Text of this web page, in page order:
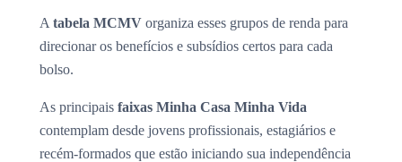
A tabela MCMV organiza esses grupos de renda para
direcionar os benefícios e subsídios certos para cada
bolso.
As principais faixas Minha Casa Minha Vida
contemplam desde jovens profissionais, estagiários e
recém-formados que estão iniciando sua independência